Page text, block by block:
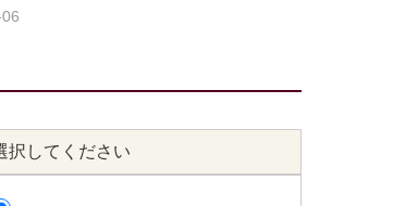
択してください